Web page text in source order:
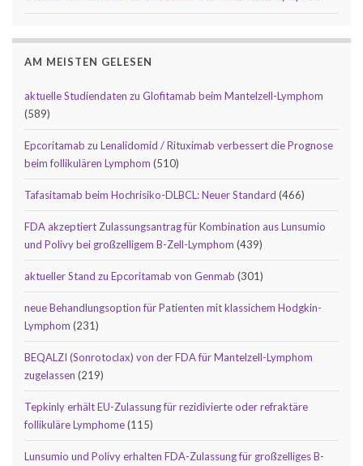
AM MEISTEN GELESEN
aktuelle Studiendaten zu Glofitamab beim Mantelzell-Lymphom
(589)
Epcoritamab zu Lenalidomid / Rituximab verbessert die Prognose
beim follikulären Lymphom (510)
Tafasitamab beim Hochrisiko-DLBCL: Neuer Standard (466)
FDA akzeptiert Zulassungsantrag für Kombination aus Lunsumio
und Polivy bei großzelligem B-Zell-Lymphom (439)
aktueller Stand zu Epcoritamab von Genmab (301)
neue Behandlungsoption für Patienten mit klassichem Hodgkin-
Lymphom (231)
BEQALZI (Sonrotoclax) von der FDA für Mantelzell-Lymphom
zugelassen (219)
Tepkinly erhält EU-Zulassung für rezidivierte oder refraktäre
follikuläre Lymphome(115)
Lunsumio und Polivy erhalten FDA-Zulassung für großzelliges B-